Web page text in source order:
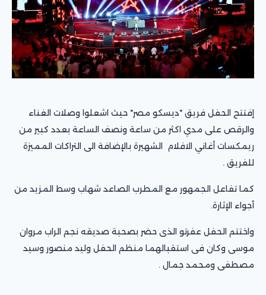
إفتتح الحفل فريق "ديسكو مصر" حيث اشعلوا وصلات الغناء
والرقص على مدي اكثر من ساعة ونصف الساعة بعدد كبير من
ريمكسات أغاني الافلام الشهيرة بالإضافة الى التراكات المميزة
للفريق .
كما تفاعل الجمهور مع المطرب الصاعد شهاب وسط المزيد من
آجواء الإثارة.
واختتم الحفل عفرتو الذى حضر بصحبة صديقه نجم الراب مروان
موسى وكان فى استقبالهما منظم الحفل وليد منصور وسيد
مصطفى ومحمد جمال .